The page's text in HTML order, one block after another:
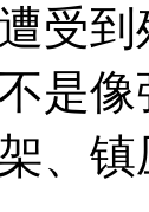
受
是
、